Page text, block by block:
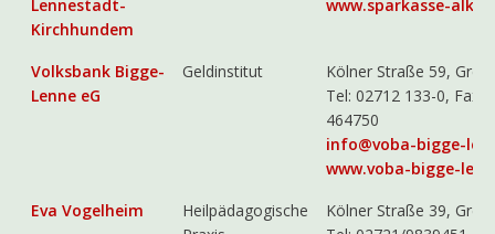
Lennestadt-
Kirchhundem
www.sparkasse-
Volksbank Bigge-
Lenne eG
Geldinstitut
Kölner Straße 59,
Tel: 02712 133-0, Fax
464750
info@voba-bigge-
www.voba-bigge-
Eva Vogelheim
Heilpädagogische
Kölner Straße 39,